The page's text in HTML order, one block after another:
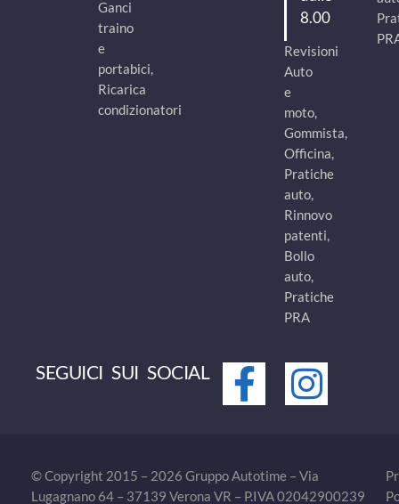
Ganci
traino
e
portabici,
Ricarica
condizionatori
8.00
Revisioni
Auto
e
moto,
Gommista,
Officina,
Pratiche
auto,
Rinnovo
patenti,
Bollo
auto,
Pratiche
PRA
SEGUICI SUI SOCIAL
© Copyright 2015 – 2026 Gruppo Autotime – Via
Lugagnano 64 – 37139 Verona VR – P.IVA 02042900239